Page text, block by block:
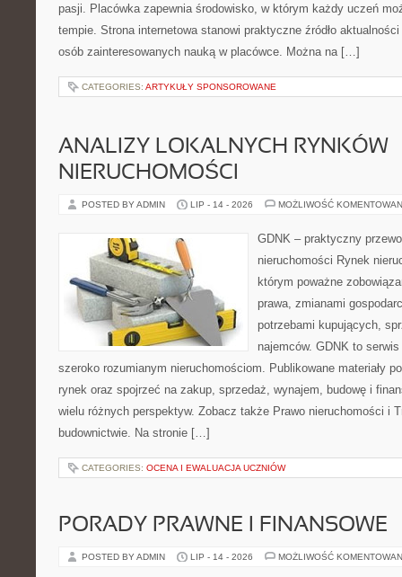
pasji. Placówka zapewnia środowisko, w którym każdy uczeń
tempie. Strona internetowa stanowi praktyczne źródło
osób zainteresowanych nauką w placówce. Można na […]
CATEGORIES: ARTYKUŁY SPONSOROWANE
ANALIZY LOKALNYCH RYNKÓW
NIERUCHOMOŚCI
POSTED BY ADMIN LIP - 14 - 2026 MOŻLIWOŚĆ
GDNK – praktyczny
nieruchomości Rynek
którym poważne
prawa, zmianami
potrzebami kupujących,
najemców. GDNK to
szeroko rozumianym nieruchomościom. Publikowane materiały
rynek oraz spojrzeć na zakup, sprzedaż, wynajem, budowę i
wielu różnych perspektyw. Zobacz także Prawo nieruchomości i
budownictwie. Na stronie […]
CATEGORIES: OCENA I EWALUACJA UCZNIÓW
PORADY PRAWNE I FINANSOWE
POSTED BY ADMIN LIP - 14 - 2026 MOŻLIWOŚĆ